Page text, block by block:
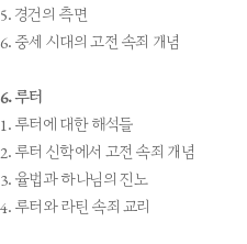
5. 경건의 측면
6. 중세 시대의 고전 속죄 개념
6. 루터
1. 루터에 대한 해석들
2. 루터 신학에서 고전 속죄 개념
3. 율법과 하나님의 진노
4. 루터와 라틴 속죄 교리